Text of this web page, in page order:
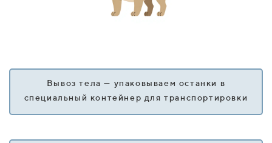
Вывоз тела — упаковываем останки в
специальный контейнер для транспортировки